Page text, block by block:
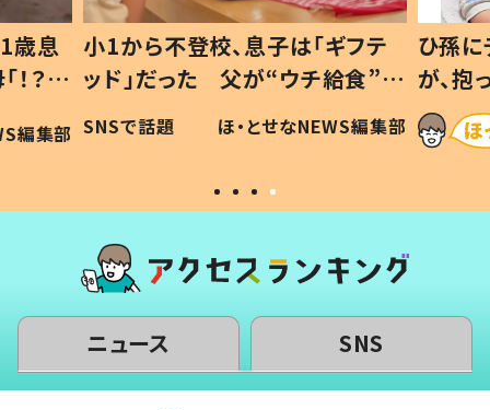
登校、息子は「ギフテ
った 父が“ウチ給食”を
る理由とは #令和の親
子
ほ・とせなNEWS編集部
ひ孫にデレデレな80
が、抱っこすると…ひ
「涙が出ました」「可愛
い」
ほ・とせな
ニュース SNS